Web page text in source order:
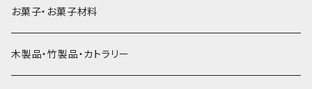
無添加瓶シロップ
プラスチック・スプーンストロー
かき氷セット
その他かき氷用品
ドライアイス10ｋｇ
ドライアイス15ｋｇ
かき氷器
惣菜
お菓子・お菓子材料
木製品・竹製品・カトラリー